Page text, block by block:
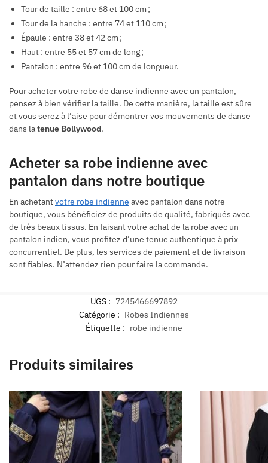
Tour de taille : entre 68 et 100 cm ;
Tour de la hanche : entre 74 et 110 cm ;
Épaule : entre 38 et 42 cm ;
Haut : entre 55 et 57 cm de long ;
Pantalon : entre 96 et 100 cm de longueur.
Pour acheter votre robe de danse indienne avec un pantalon,
pensez à bien vérifier la taille. De cette manière, la taille est sûre
et vous serez à l’aise pour démontrer vos mouvements de danse
dans latenue Bollywood.
Acheter sa robe indienne avec
pantalon dans notre boutique
En achetantvotre robe indienne avec pantalon dans notre
boutique, vous bénéficiez de produits de qualité, fabriqués avec
de très beaux tissus. En faisant votre achat de la robe avec un
pantalon indien, vous profitez d’une tenue authentique à prix
concurrentiel. De plus, les services de paiement et de livraison
sont fiables. N’attendez rien pour faire la commande.
UGS : 7245466697892
Catégorie : Robes Indiennes
Étiquette : robe indienne
Produits similaires